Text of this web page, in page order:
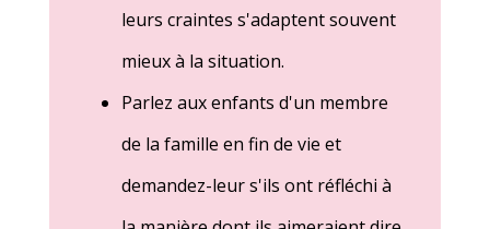
leurs craintes s'adaptent souvent
mieux à la situation.
Parlez aux enfants d'un membre
de la famille en fin de vie et
demandez-leur s'ils ont réfléchi à